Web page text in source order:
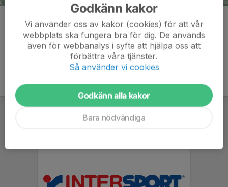
Kommentarer
Godkänn kakor
Vi använder oss av kakor (cookies) för att vår
webbplats ska fungera bra för dig. De används
även för webbanalys i syfte att hjälpa oss att
förbättra våra tjänster.
Så använder vi cookies
Godkänn alla kakor
Bara nödvändiga